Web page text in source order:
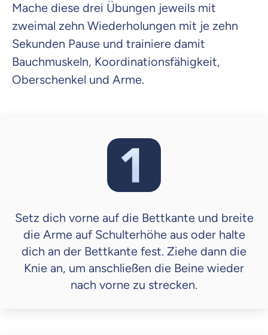
Mache diese drei Übungen jeweils mit
zweimal zehn Wiederholungen mit je zehn
Sekunden Pause und trainiere damit
Bauchmuskeln, Koordinationsfähigkeit,
Oberschenkel und Arme.
Setz dich vorne auf die Bettkante und breite
die Arme auf Schulterhöhe aus oder halte
dich an der Bettkante fest. Ziehe dann die
Knie an, um anschließen die Beine wieder
nach vorne zu strecken.